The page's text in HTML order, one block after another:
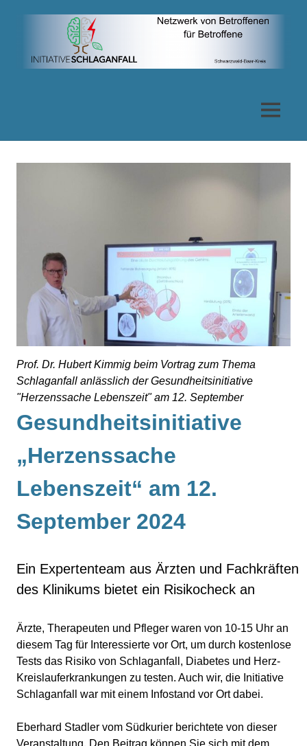
MENÜ
Prof. Dr. Hubert Kimmig beim Vortrag zum Thema
Schlaganfall anlässlich der Gesundheitsinitiative
"Herzenssache Lebenszeit" am 12. September
Gesundheitsinitiative
„Herzenssache
Lebenszeit“ am 12.
September 2024
Ein Expertenteam aus Ärzten und Fachkräften
des Klinikums bietet ein Risikocheck an
Ärzte, Therapeuten und Pfleger waren von 10-15 Uhr an
diesem Tag für Interessierte vor Ort, um durch kostenlose
Tests das Risiko von Schlaganfall, Diabetes und Herz-
Kreislauferkrankungen zu testen. Auch wir, die Initiative
Schlaganfall war mit einem Infostand vor Ort dabei.
Eberhard Stadler vom Südkurier berichtete von dieser